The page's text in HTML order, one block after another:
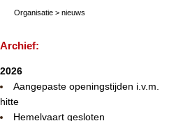
Organisatie > nieuws
Archief:
2026
Aangepaste openingstijden i.v.m.
hitte
Hemelvaart gesloten